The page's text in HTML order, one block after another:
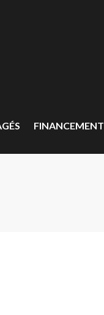
FINANCEMENT